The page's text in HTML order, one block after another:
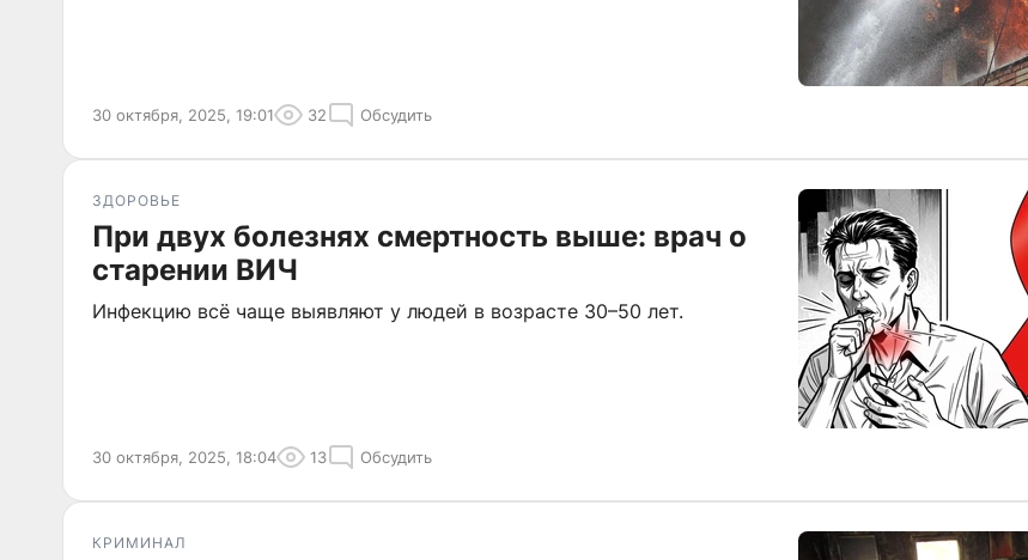
30 октября, 2025, 19:01 32 Обсудить
ЗДОРОВЬЕ
При двух болезнях смертность выше: врач о
старении ВИЧ
Инфекцию всё чаще выявляют у людей в возрасте 30–50 лет.
30 октября, 2025, 18:04 13 Обсудить
КРИМИНАЛ